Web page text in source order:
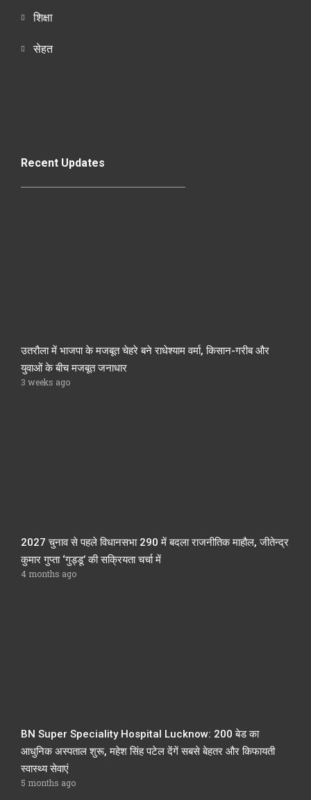
शिक्षा
सेहत
Recent Updates
उतरौला में भाजपा के मजबूत चेहरे बने राधेश्याम वर्मा, किसान-गरीब और
युवाओं के बीच मजबूत जनाधार
3 weeks ago
2027 चुनाव से पहले विधानसभा 290 में बदला राजनीतिक माहौल, जीतेन्द्र
कुमार गुप्ता ‘गुड्डू’ की सक्रियता चर्चा में
4 months ago
BN Super Speciality Hospital Lucknow: 200 बेड का
आधुनिक अस्पताल शुरू, महेश सिंह पटेल देंगें सबसे बेहतर और किफायती
स्वास्थ्य सेवाएं
5 months ago